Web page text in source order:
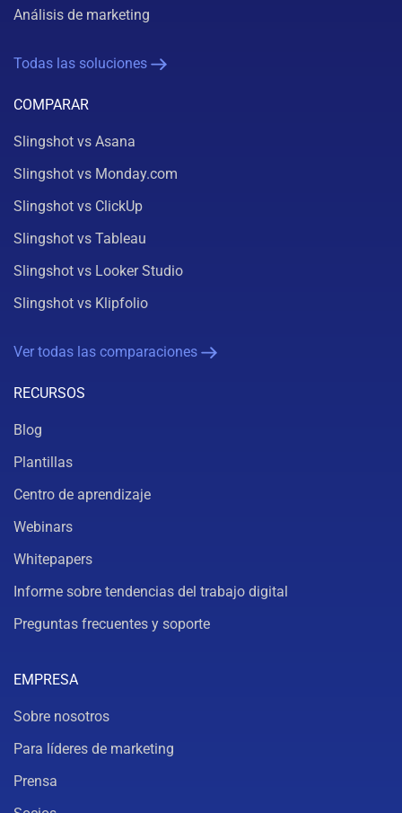
Análisis de marketing
Todas las soluciones
COMPARAR
Slingshot vs Asana
Slingshot vs Monday.com
Slingshot vs ClickUp
Slingshot vs Tableau
Slingshot vs Looker Studio
Slingshot vs Klipfolio
Ver todas las comparaciones
RECURSOS
Blog
Plantillas
Centro de aprendizaje
Webinars
Whitepapers
Informe sobre tendencias del trabajo digital
Preguntas frecuentes y soporte
EMPRESA
Sobre nosotros
Para líderes de marketing
Prensa